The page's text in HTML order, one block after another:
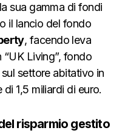
sua gamma di fondi
il lancio del fondo
, facendo leva
“UK Living”, fondo
settore abitativo in
1,5 miliardi di euro.
risparmio gestito